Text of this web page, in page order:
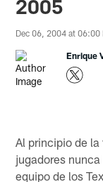
2005
Dec 06, 2004 at 06:00
Enrique
Al principio de
jugadores
equipo de los